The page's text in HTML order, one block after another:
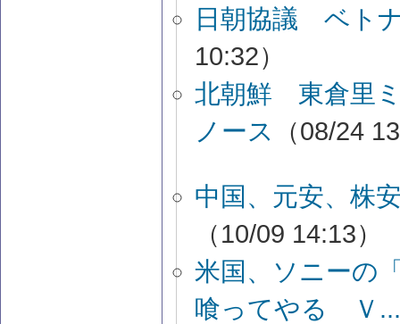
日朝協議 ベト
10:32）
北朝鮮 東倉里
ノース
（08/24
中国、元安、株
（10/09 14:13）
米国、ソニーの
喰ってやる Ｖ...